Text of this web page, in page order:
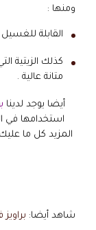
ومنها :
القابلة
كذلك الزيتية
متانة عالية .
أيضا يوجد لدينا
استخدامها في
المزيد كل ما
شاهد أيضا: